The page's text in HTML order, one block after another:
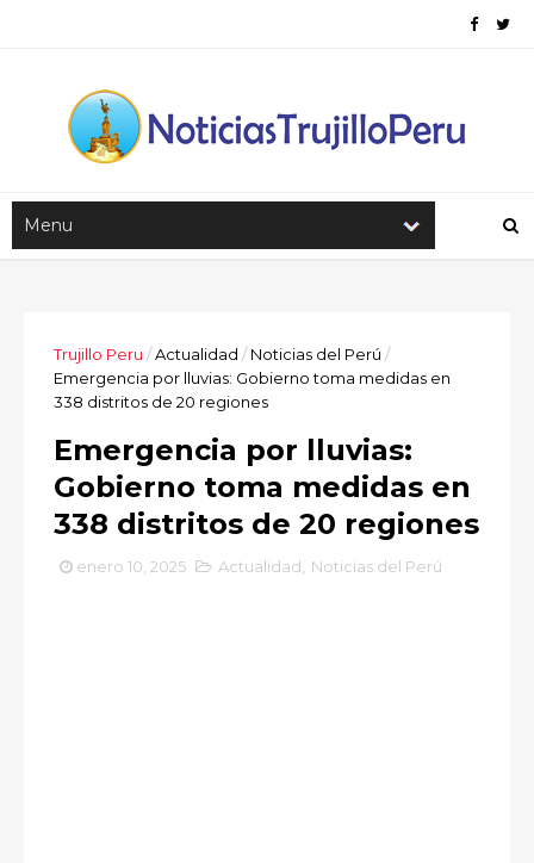
Trujillo Peru /Actualidad / Noticias del Perú /
Emergencia por lluvias: Gobierno toma medidas en
338 distritos de 20 regiones
Emergencia por lluvias:
Gobierno toma medidas en
338 distritos de 20 regiones
enero 10, 2025 Actualidad Noticias del Perú